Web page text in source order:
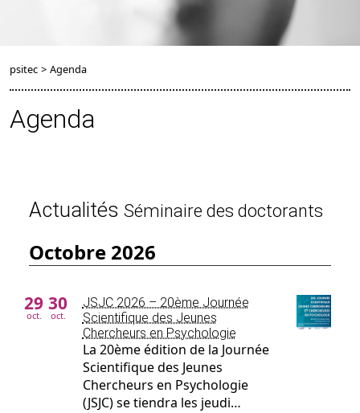
psitec > Agenda
Agenda
Actualités Séminaire des doctorants
octobre 2026
29
oct.
30
oct.
JSJC 2026 – 20ème Journée
Scientifique des Jeunes
Chercheurs en Psychologie
La 20ème édition de la Journée
Scientifique des Jeunes
Chercheurs en Psychologie
(JSJC) se tiendra les jeudi…